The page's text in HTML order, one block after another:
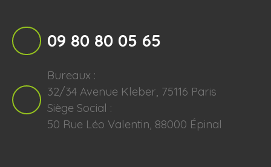
09 80 80 05 65
Bureaux :
32/34 Avenue Kleber, 75116 Paris
Siège Social :
50 Rue Léo Valentin, 88000 Épinal